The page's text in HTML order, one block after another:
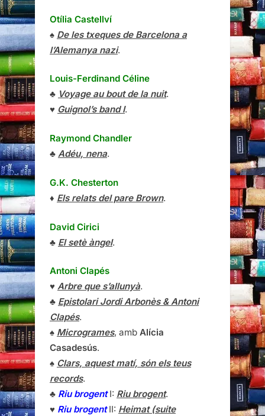
Otília Castellví
♠ De les txeques de Barcelona a
l’Alemanya nazi.
Louis-Ferdinand Céline
♣ Voyage au bout de la nuit.
♥ Guignol’s band I.
Raymond Chandler
♣ Adéu, nena.
G.K. Chesterton
♦ Els relats del pare Brown.
David Cirici
♣ El setè àngel.
Antoni Clapés
♥ Arbre que s’allunyà.
♣ Epistolari Jordi Arbonès & Antoni
Clapés.
♠ Microgrames, amb Alícia
Casadesús.
♠ Clars, aquest matí, són els teus
records.
♣ Riu brogentI: Riu brogent.
♥ Riu brogentII: Heimat (suite